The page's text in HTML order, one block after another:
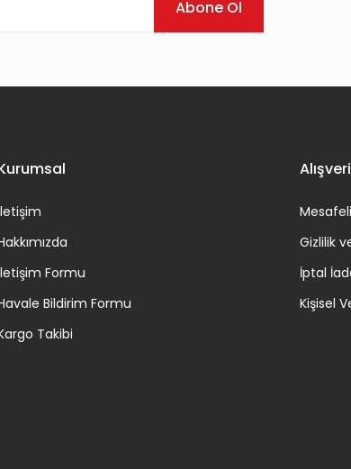
Abone Ol
Formu
Bildirim Formu
Takibi
Gizlilik
İptal
Kişisel